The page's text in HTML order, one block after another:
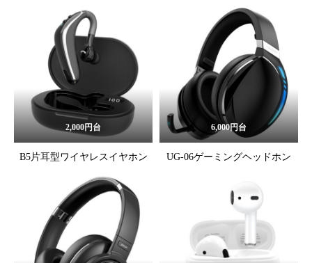
2,000円台
B5片耳型ワイヤレスイヤホン
6,000円台
UG-06ゲーミングヘッドホン